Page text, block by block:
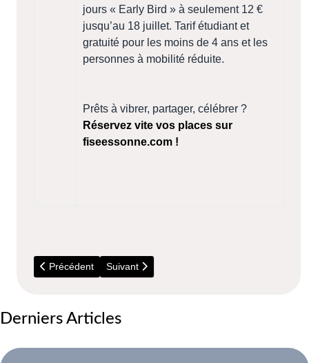
jours « Early Bird » à seulement 12 €
jusqu’au 18 juillet. Tarif étudiant et
gratuité pour les moins de 4 ans et les
personnes à mobilité réduite.
Prêts à vibrer, partager, célébrer ?
Réservez vite vos places sur
fiseessonne.com !
Article précédent : Déchèteries : Horaires d'été
Précédent Article suivant : 5 Juillet - Visite du parc
Suivant
Derniers Articles